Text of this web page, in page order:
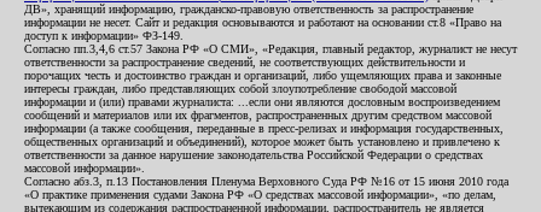
ДВ», хранящий информацию, гражданско-правовую ответственность за распространение
информации не несет. Сайт и редакция основываются и работают на основании ст.8 «Право на
доступ к информации» ФЗ-149.
Согласно пп.3,4,6 ст.57 Закона РФ «О СМИ», «Редакция, главный редактор, журналист не несут
ответственности за распространение сведений, не соответствующих действительности и
порочащих честь и достоинство граждан и организаций, либо ущемляющих права и законные
интересы граждан, либо представляющих собой злоупотребление свободой массовой
информации и (или) правами журналиста: ...если они являются дословным воспроизведением
сообщений и материалов или их фрагментов, распространенных другим средством массовой
информации (а также сообщения, переданные в пресс-релизах и информация государственных,
общественных организаций и объединений), которое может быть установлено и привлечено к
ответственности за данное нарушение законодательства Российской Федерации о средствах
массовой информации».
Согласно абз.3, п.13 Постановления Пленума Верховного Суда РФ №16 от 15 июня 2010 года
«О практике применения судами Закона РФ «О средствах массовой информации», «по делам,
вытекающим из содержания распространенной информации, распространитель не является